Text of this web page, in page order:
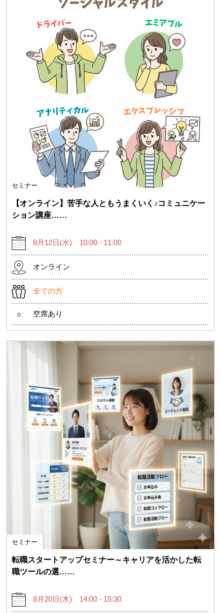
セミナー
【オンライン】苦手な人ともうまくいく♪コミュニケー
ション講座……
8月12日(水) 10:00 - 11:00
オンライン
全ての方
○ 空席あり
セミナー
転職スタートアップセミナー～キャリアを活かした転
職ツールの選……
8月20日(木) 14:00 - 15:30